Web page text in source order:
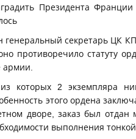
Президента
генеральный секретарь ЦК
противоречило статуту
армии.
которых 2 экземпляра
этого ордена
дворе, заказ был отдан
выполнения